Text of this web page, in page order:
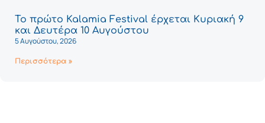
Το πρώτο Kalamia Festival έρχεται Κυριακή 9
και Δευτέρα 10 Αυγούστου
5 Αυγούστου, 2026
Περισσότερα »